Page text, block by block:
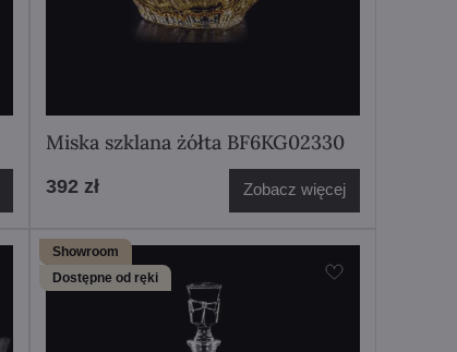
Miska szklana żółta BF6KG02330
392 zł Zobacz więcej
Showroom
Dostępne od ręki